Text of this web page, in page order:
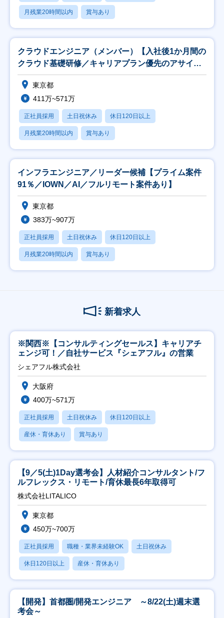
月残業20時間以内 賞与あり
クラウドエンジニア（メンバー）【入社後1か月間の
クラウド基礎研修／キャリアプラン優先のアサイ
ン！】
東京都
411万~571万
正社員採用 土日祝休み 休日120日以上
月残業20時間以内 賞与あり
インフラエンジニア／リーダー候補【プライム案件
91％／IOWN／AI／フルリモート案件あり】
東京都
383万~907万
正社員採用 土日祝休み 休日120日以上
月残業20時間以内 賞与あり
新着求人
※関西※【コンサルティングセールス】キャリアチ
ェンジ可！／自社サービス『シェアフル』の営業
シェアフル株式会社
大阪府
400万~571万
正社員採用 土日祝休み 休日120日以上
産休・育休あり 賞与あり
【9／5(土)1Day選考会】人材紹介コンサルタント/フ
ルフレックス・リモート/育休最長6年取得可
株式会社LITALICO
東京都
450万~700万
正社員採用 職種・業界未経験OK 土日祝休み
休日120日以上 産休・育休あり
【開発】首都圏/開発エンジニア ～8/22(土)週末選
考会～